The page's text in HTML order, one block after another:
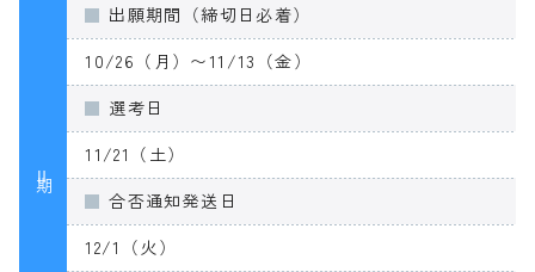
Ⅱ期
出願期間（締切日必着）
10/26（月）〜11/13（金）
選考日
11/21（土）
合否通知発送日
12/1（火）